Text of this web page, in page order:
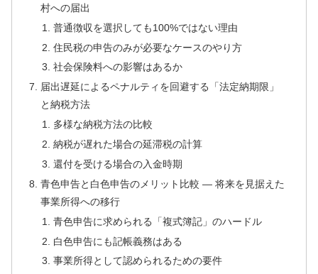
村への届出
普通徴収を選択しても100%ではない理由
住民税の申告のみが必要なケースのやり方
社会保険料への影響はあるか
届出遅延によるペナルティを回避する「法定納期限」
と納税方法
多様な納税方法の比較
納税が遅れた場合の延滞税の計算
還付を受ける場合の入金時期
青色申告と白色申告のメリット比較 — 将来を見据えた
事業所得への移行
青色申告に求められる「複式簿記」のハードル
白色申告にも記帳義務はある
事業所得として認められるための要件